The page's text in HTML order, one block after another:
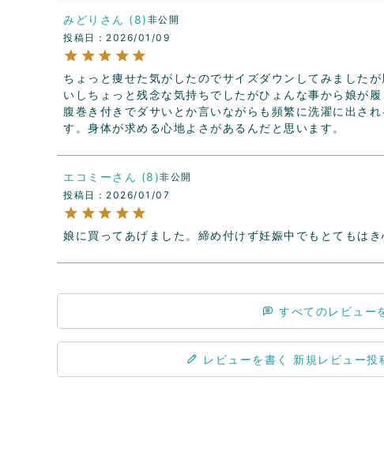
みどり 8 非公開
投稿日
2026/01/09
ちょっと痩せた気がしたのでサイズダウンしてみました
いしちょっと残念な気持ちでしたがひょんな事から娘が
腹巻き付きでダサいとか言いながらも頻繁に洗濯に出さ
す。身体が求める心地よさがあるんだと思います。
エコミー 8 非公開
投稿日
2026/01/07
娘に買ってあげました。締め付けず妊娠中でもとてもはき
すべてのレビュー
レビューを書く